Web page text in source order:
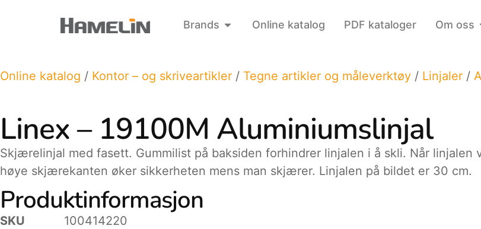
Brands Online katalog PDF kataloger Om oss
Online katalog / Kontor – og skriveartikler / Tegne artikler og måleverktøy / Linjaler /
Linex – 19100M Aluminiumslinjal
Skjærelinjal med fasett. Gummilist på baksiden forhindrer linjalen i å skli. Når
høye skjærekanten øker sikkerheten mens man skjærer. Linjalen på bildet er 30 cm.
Produktinformasjon
SKU
100414220